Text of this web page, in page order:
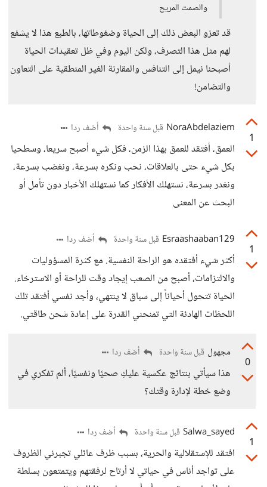
والصمت المريح
قد تعزو البعض ذلك إلى الحياة وضغوطاتها، بالطبع هذا لا يشفع
لهم مثل هذا التصرف، ولكن اليوم وفي ظل تعقيدات الحياة
أصبحنا نيمل إلى التنافس والمقارنة الغير المنطقية على التعاون
والتضامن!
1
NoraAbdelaziem قبل سنة واحدة أضف ردا
العمق، أفتقد للعمق بهذا الزمن، فكل شيء أصبح سريعا، وسطحيا
بكل شيء حتى بالعلاقات، نحب ونكره بسرعة، ونغضب بسرعة،
ونغدر بسرعة، نستهلك الأفكار كما نستهلك الأخبار دون تأمل أو
البحث عن المعنى
1
Esraashaaban129 قبل سنة واحدة أضف ردا
أكثر شيء أفتقده هو الراحة النفسية. مع كثرة المسؤوليات
والالتزامات، أصبح من الصعب إيجاد وقت للراحة أو الاسترخاء.
الحياة تتحول أحياناً إلى سباق لا ينتهي، وأجد نفسي أفتقد تلك
اللحظات الهادئة التي تمنحني القدرة على إعادة شحن طاقتي.
0
مجهول قبل سنة واحدة أضف ردا
هذا سيأتي بنتائج عكسية عليكِ صحيًا ونفسيًا، ألم تفكري في
وضع خطة لإدارة وقتك؟
1
Salwa_sayed قبل سنة واحدة أضف ردا
افتقد للإستقلالية والحرية، بسبب ظرف عائلي تجبرني الظروف
على تواجد أناس في حياتي لا أرتاح لرفقتهم ويتمتعون بسلطة